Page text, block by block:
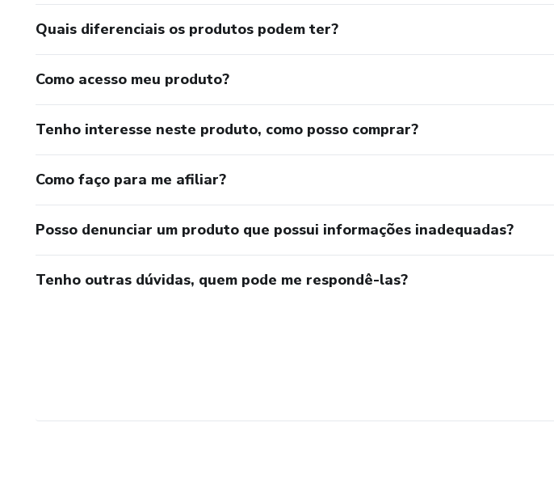
Quais diferenciais os produtos podem ter?
Como acesso meu produto?
Tenho interesse neste produto, como posso comprar?
Como faço para me afiliar?
Posso denunciar um produto que possui informações inadequadas?
Tenho outras dúvidas, quem pode me respondê-las?